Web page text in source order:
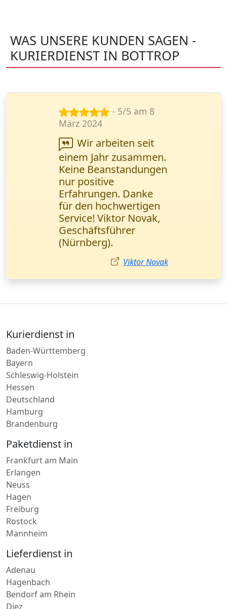
WAS UNSERE KUNDEN SAGEN -
KURIERDIENST IN BOTTROP
- 5/5 am 15
Nov. 2024
Ihr Service ist eine
echte Rettung in
dringenden
Situationen. Alles läuft
reibungslos, schnell
und bequem. Lisa
Wagner,
Marketingmanagerin
(Düsseldorf).
Lisa Wagner
Kurierdienst in
Baden-Württemberg
Bayern
Schleswig-Holstein
Hessen
Deutschland
Hamburg
Brandenburg
Paketdienst in
Frankfurt am Main
Erlangen
Neuss
Hagen
Freiburg
Rostock
Mannheim
Lieferdienst in
Adenau
Hagenbach
Bendorf am Rhein
Diez